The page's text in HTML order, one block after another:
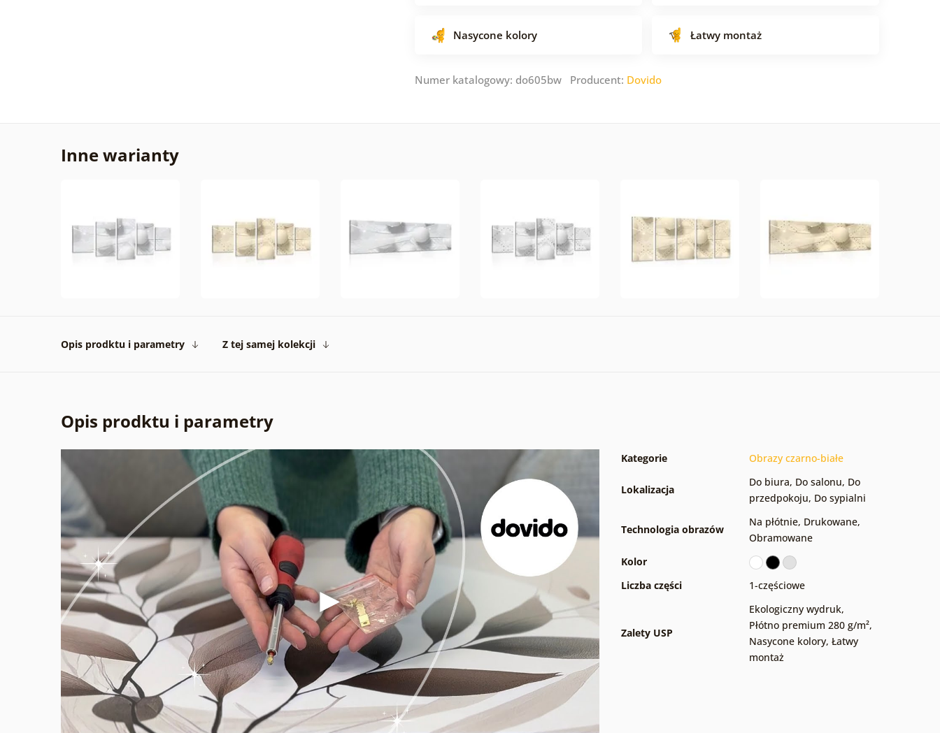
Nasycone kolory Łatwy montaż
Numer katalogowy: do605bw Producent: Dovido
Inne warianty
Opis prodktu i parametry Z tej samej kolekcji
Opis prodktu i parametry
Kategorie Obrazy czarno-białe
Lokalizacja
Do biura, Do salonu, Do
przedpokoju, Do sypialni
Technologia obrazów
Na płótnie, Drukowane,
Obramowane
Kolor
Liczba części
1-częściowe
Zalety USP
Ekologiczny wydruk,
Płótno premium 280 g/m²,
Nasycone kolory, Łatwy
montaż